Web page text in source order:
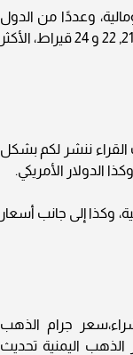
وعددًا من الدول
العربية مثل: الإمارات، وقطر، والسعودية، والكويت، والإمارات، وجل الدول العربية لعيارات: 18, 20, 21, 22 و 24 قيراط، الأكثر
2026 .. في إطار تغطية جريدة «العرب 24» لاهتمامات القراء ننشر لكم بشكل
الدولار الأمريكي.
18, 14, 12) فى الجمهورية الصومالية، وكذا إلى جانب أسعار
بيع وشراء،سعر جرام الذهب
اليمنية تحديث